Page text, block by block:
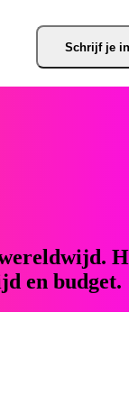
Schrijf je in
en budget.